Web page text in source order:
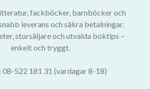
fackböcker, barnböcker och
leverans och säkra betalningar.
storsäljare och utvalda boktips –
enkelt och tryggt.
08-522 181 31 (vardagar 8-18)